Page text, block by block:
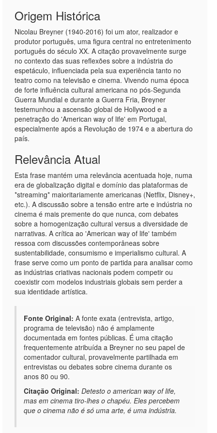
Origem Histórica
Nicolau Breyner (1940-2016) foi um ator, realizador e
produtor português, uma figura central no entretenimento
português do século XX. A citação provavelmente surge
no contexto das suas reflexões sobre a indústria do
espetáculo, influenciada pela sua experiência tanto no
teatro como na televisão e cinema. Vivendo numa época
de forte influência cultural americana no pós-Segunda
Guerra Mundial e durante a Guerra Fria, Breyner
testemunhou a ascensão global de Hollywood e a
penetração do 'American way of life' em Portugal,
especialmente após a Revolução de 1974 e a abertura do
país.
Relevância Atual
Esta frase mantém uma relevância acentuada hoje, numa
era de globalização digital e domínio das plataformas de
*streaming* maioritariamente americanas (Netflix, Disney+,
etc.). A discussão sobre a tensão entre arte e indústria no
cinema é mais premente do que nunca, com debates
sobre a homogenização cultural versus a diversidade de
narrativas. A crítica ao 'American way of life' também
ressoa com discussões contemporâneas sobre
sustentabilidade, consumismo e imperialismo cultural. A
frase serve como um ponto de partida para analisar como
as indústrias criativas nacionais podem competir ou
coexistir com modelos industriais globais sem perder a
sua identidade artística.
Fonte Original: A fonte exata (entrevista, artigo,
programa de televisão) não é amplamente
documentada em fontes públicas. É uma citação
frequentemente atribuída a Breyner no seu papel de
comentador cultural, provavelmente partilhada em
entrevistas ou debates sobre cinema durante os
anos 80 ou 90.
Citação Original: Detesto o american way of life,
mas em cinema tiro-lhes o chapéu. Eles percebem
que o cinema não é só uma arte, é uma indústria.